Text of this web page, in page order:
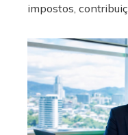
impostos,